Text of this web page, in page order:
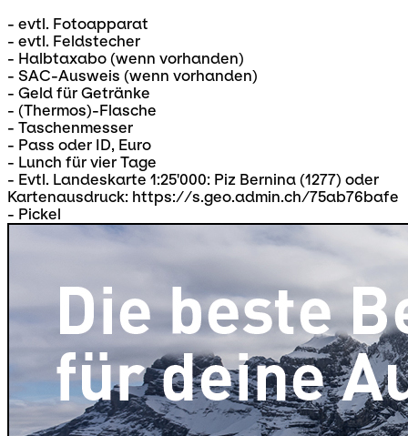
- evtl. Fotoapparat
- evtl. Feldstecher
- Halbtaxabo (wenn vorhanden)
- SAC-Ausweis (wenn vorhanden)
- Geld für Getränke
- (Thermos)-Flasche
- Taschenmesser
- Pass oder ID, Euro
- Lunch für vier Tage
- Evtl. Landeskarte 1:25'000: Piz Bernina (1277) oder
Kartenausdruck: https://s.geo.admin.ch/75ab76bafe
- Pickel